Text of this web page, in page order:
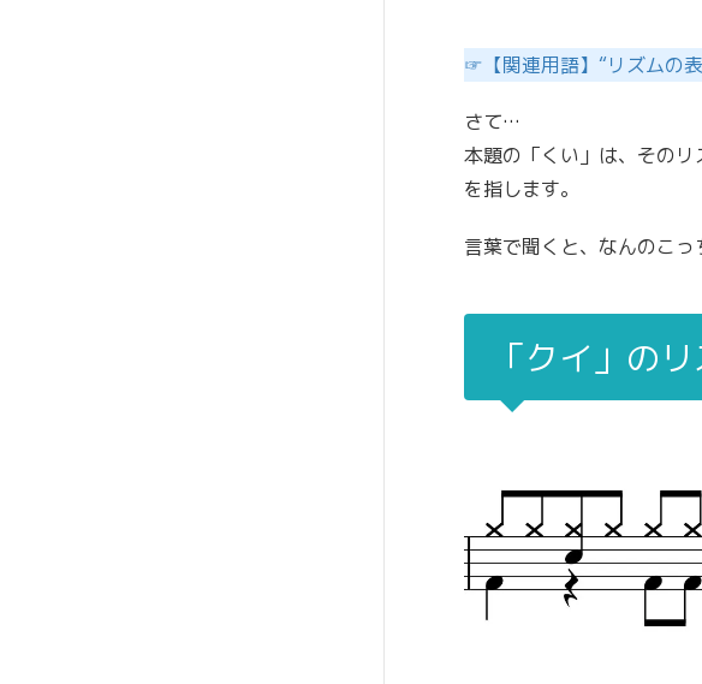
☞【関連用語】“リズムの
さて…
本題の「くい」は、その
を指します。
言葉で聞くと、なんのこ
「クイ」の